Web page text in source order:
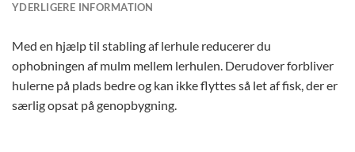
YDERLIGERE INFORMATION
Med en hjælp til stabling af lerhule reducerer du
ophobningen af mulm mellem lerhulen. Derudover forbliver
hulerne på plads bedre og kan ikke flyttes så let af fisk, der er
særlig opsat på genopbygning.